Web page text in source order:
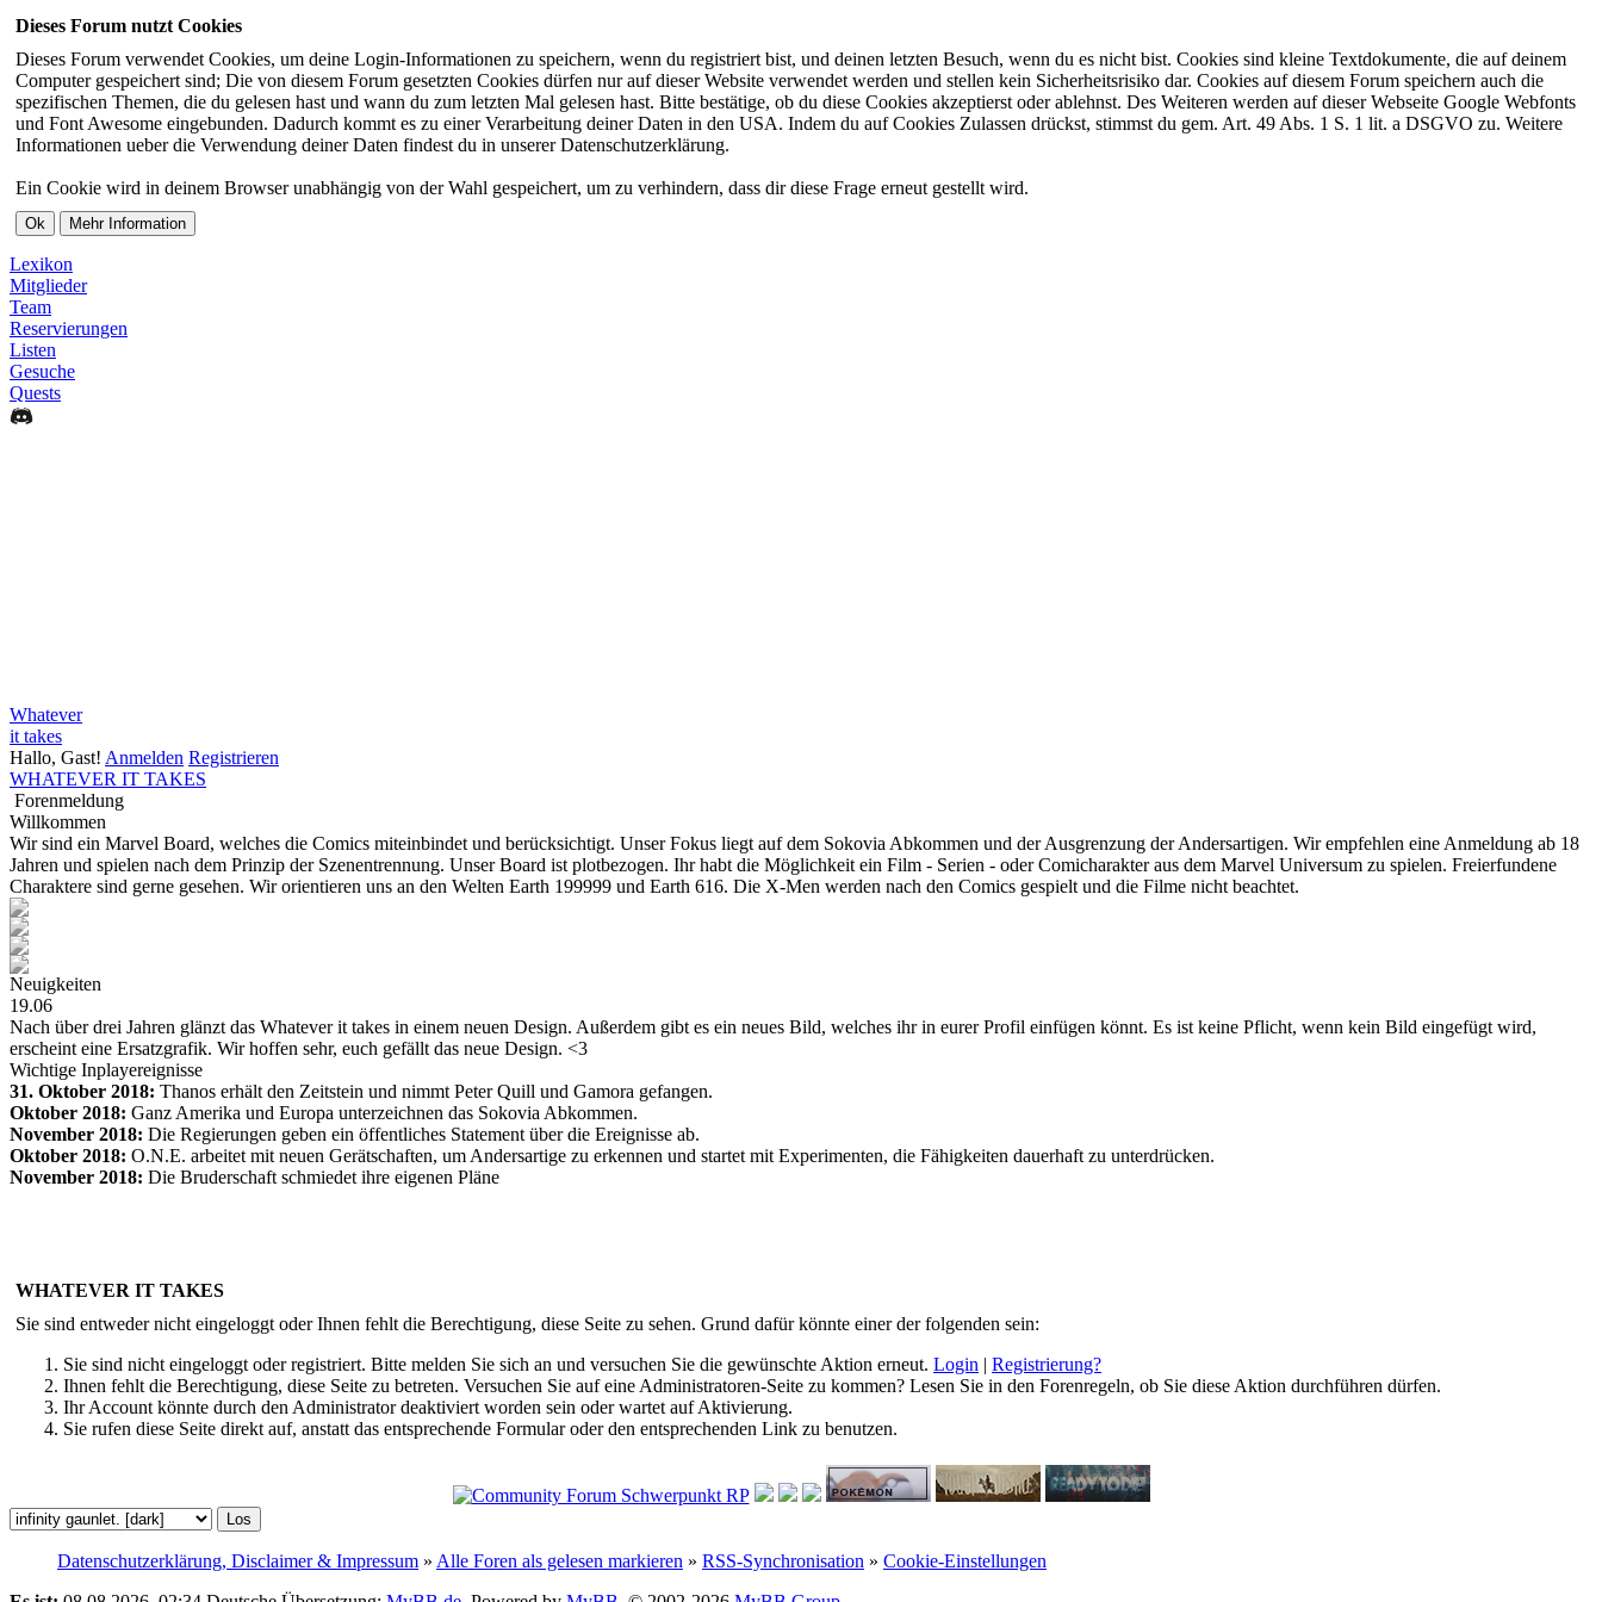
Dieses Forum nutzt Cookies
Dieses Forum verwendet Cookies, um deine Login-Informationen zu speichern, wenn du registriert bist, und deinen letzten Besuch, wenn du es nicht bist. Cookies sind kleine Textdokumente, die auf deinem
Computer gespeichert sind; Die von diesem Forum gesetzten Cookies dürfen nur auf dieser Website verwendet werden und stellen kein Sicherheitsrisiko dar. Cookies auf diesem Forum speichern auch die
spezifischen Themen, die du gelesen hast und wann du zum letzten Mal gelesen hast. Bitte bestätige, ob du diese Cookies akzeptierst oder ablehnst. Des Weiteren werden auf dieser Webseite Google Webfonts
und Font Awesome eingebunden. Dadurch kommt es zu einer Verarbeitung deiner Daten in den USA. Indem du auf Cookies Zulassen drückst, stimmst du gem. Art. 49 Abs. 1 S. 1 lit. a DSGVO zu. Weitere
Informationen ueber die Verwendung deiner Daten findest du in unserer Datenschutzerklärung.
Ein Cookie wird in deinem Browser unabhängig von der Wahl gespeichert, um zu verhindern, dass dir diese Frage erneut gestellt wird.
Lexikon
Mitglieder
Team
Reservierungen
Listen
Gesuche
Quests
Whatever
it takes
Hallo, Gast! Anmelden Registrieren
WHATEVER IT TAKES
Forenmeldung
Willkommen
Wir sind ein Marvel Board, welches die Comics miteinbindet und berücksichtigt. Unser Fokus liegt auf dem Sokovia Abkommen und der Ausgrenzung der Andersartigen. Wir empfehlen eine Anmeldung ab 18
Jahren und spielen nach dem Prinzip der Szenentrennung. Unser Board ist plotbezogen. Ihr habt die Möglichkeit ein Film - Serien - oder Comicharakter aus dem Marvel Universum zu spielen. Freierfundene
Charaktere sind gerne gesehen. Wir orientieren uns an den Welten Earth 199999 und Earth 616. Die X-Men werden nach den Comics gespielt und die Filme nicht beachtet.
Neuigkeiten
19.06
Nach über drei Jahren glänzt das Whatever it takes in einem neuen Design. Außerdem gibt es ein neues Bild, welches ihr in eurer Profil einfügen könnt. Es ist keine Pflicht, wenn kein Bild eingefügt wird,
erscheint eine Ersatzgrafik. Wir hoffen sehr, euch gefällt das neue Design. <3
Wichtige Inplayereignisse
31. Oktober 2018: Thanos erhält den Zeitstein und nimmt Peter Quill und Gamora gefangen.
Oktober 2018: Ganz Amerika und Europa unterzeichnen das Sokovia Abkommen.
November 2018: Die Regierungen geben ein öffentliches Statement über die Ereignisse ab.
Oktober 2018: O.N.E. arbeitet mit neuen Gerätschaften, um Andersartige zu erkennen und startet mit Experimenten, die Fähigkeiten dauerhaft zu unterdrücken.
November 2018: Die Bruderschaft schmiedet ihre eigenen Pläne
WHATEVER IT TAKES
Sie sind entweder nicht eingeloggt oder Ihnen fehlt die Berechtigung, diese Seite zu sehen. Grund dafür könnte einer der folgenden sein:
Sie sind nicht eingeloggt oder registriert. Bitte melden Sie sich an und versuchen Sie die gewünschte Aktion erneut. Login | Registrierung?
Ihnen fehlt die Berechtigung, diese Seite zu betreten. Versuchen Sie auf eine Administratoren-Seite zu kommen? Lesen Sie in den Forenregeln, ob Sie diese Aktion durchführen dürfen.
Ihr Account könnte durch den Administrator deaktiviert worden sein oder wartet auf Aktivierung.
Sie rufen diese Seite direkt auf, anstatt das entsprechende Formular oder den entsprechenden Link zu benutzen.
Datenschutzerklärung, Disclaimer & Impressum » Alle Foren als gelesen markieren » RSS-Synchronisation » Cookie-Einstellungen